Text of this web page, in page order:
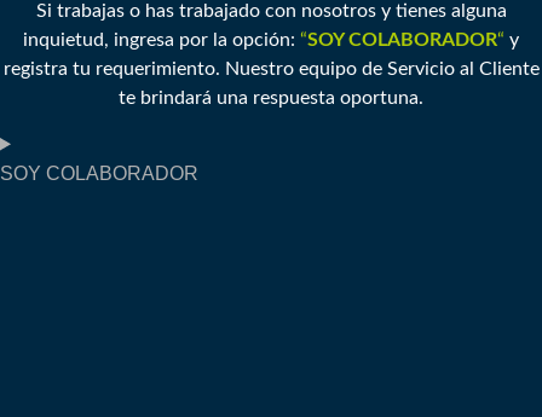
Si trabajas o has trabajado con nosotros y tienes alguna
inquietud, ingresa por la opción: “SOY COLABORADOR“ y
registra tu requerimiento. Nuestro equipo de Servicio al Cliente
te brindará una respuesta oportuna.
SOY COLABORADOR